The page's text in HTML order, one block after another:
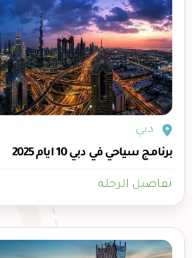
دبي
برنامج سياحي في دبي 10 ايام 2025
تفاصيل الرحلة